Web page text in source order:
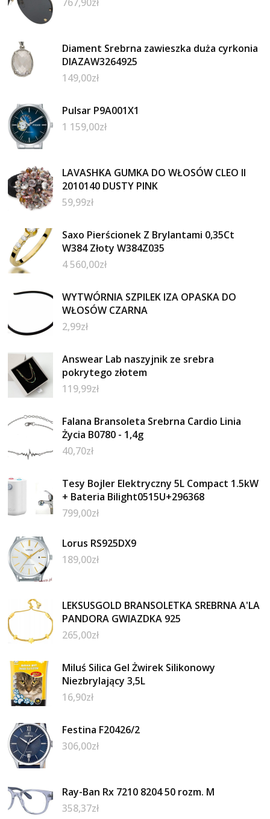
Diament Srebrna zawieszka duża cyrkonia
DIAZAW3264925
149,00zł
Pulsar P9A001X1
1 159,00zł
LAVASHKA GUMKA DO WŁOSÓW CLEO II
2010140 DUSTY PINK
59,99zł
Saxo Pierścionek Z Brylantami 0,35Ct
W384 Złoty W384Z035
4 560,00zł
WYTWÓRNIA SZPILEK IZA OPASKA DO
WŁOSÓW CZARNA
2,99zł
Answear Lab naszyjnik ze srebra
pokrytego złotem
119,99zł
Falana Bransoleta Srebrna Cardio Linia
Życia B0780 - 1,4g
40,70zł
Tesy Bojler Elektryczny 5L Compact 1.5kW
+ Bateria Bilight0515U+296368
799,00zł
Lorus RS925DX9
189,00zł
LEKSUSGOLD BRANSOLETKA SREBRNA A'LA
PANDORA GWIAZDKA 925
265,00zł
Miluś Silica Gel Żwirek Silikonowy
Niezbrylający 3,5L
16,90zł
Festina F20426/2
306,00zł
Ray-Ban Rx 7210 8204 50 rozm. M
358,37zł